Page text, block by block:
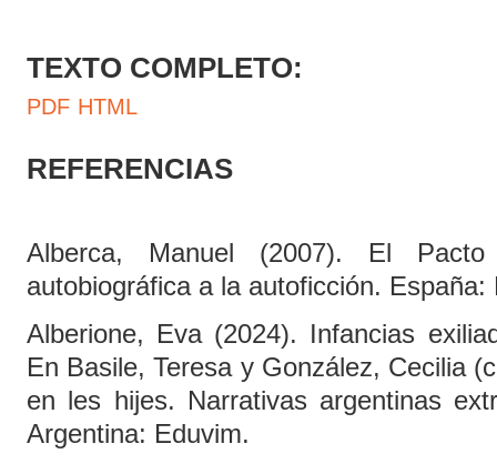
TEXTO COMPLETO:
PDF HTML
REFERENCIAS
Alberca, Manuel (2007). El
autobiográfica a la autoficción.
Alberione, Eva (2024). Infancias
En Basile, Teresa y González, Cecilia
en les hijes. Narrativas argentinas
Argentina: Eduvim.